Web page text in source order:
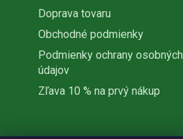
Doprava tovaru
Obchodné podmienky
Podmienky ochrany osobných
údajov
Zľava 10 % na prvý nákup